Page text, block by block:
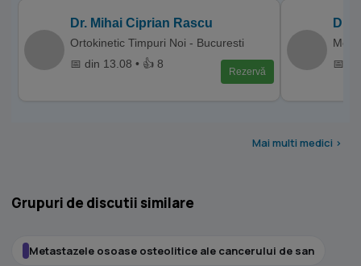
Dr. Mihai Ciprian Rascu
Ortokinetic Timpuri Noi - Bucuresti
📅 din 13.08 • 👍 8
Rezervă
Dr.
📅
Mai multi medici >
Grupuri de discutii similare
Metastazele osoase osteolitice ale cancerului de san